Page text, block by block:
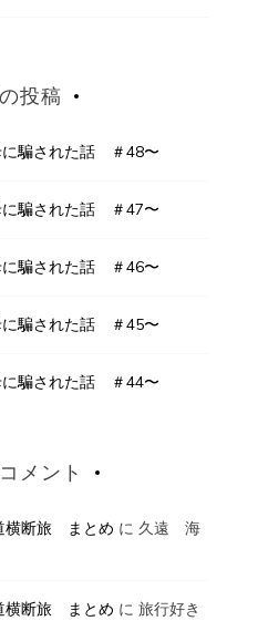
投稿
騙された話 ＃48〜
騙された話 ＃47〜
騙された話 ＃46〜
騙された話 ＃45〜
騙された話 ＃44〜
メント
横断旅 まとめ に 久遠 海
横断旅 まとめ に 旅行好き